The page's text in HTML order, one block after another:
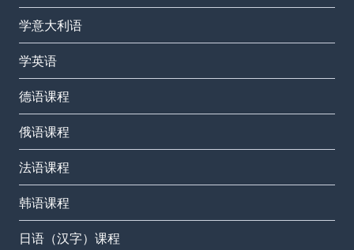
学意大利语
学英语
德语课程
俄语课程
法语课程
韩语课程
日语（汉字）课程